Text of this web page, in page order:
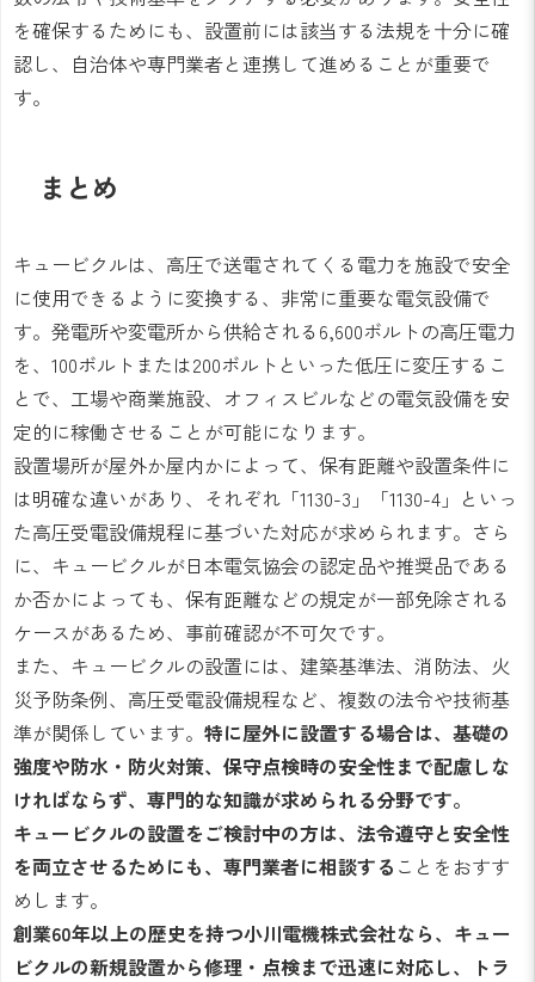
を確保するためにも、設置前には該当する法規を十分に確
認し、自治体や専門業者と連携して進めることが重要で
す。
まとめ
キュービクルは、高圧で送電されてくる電力を施設で安全
に使用できるように変換する、非常に重要な電気設備で
す。発電所や変電所から供給される6,600ボルトの高圧電力
を、100ボルトまたは200ボルトといった低圧に変圧するこ
とで、工場や商業施設、オフィスビルなどの電気設備を安
定的に稼働させることが可能になります。
設置場所が屋外か屋内かによって、保有距離や設置条件に
は明確な違いがあり、それぞれ「1130-3」「1130-4」といっ
た高圧受電設備規程に基づいた対応が求められます。さら
に、キュービクルが日本電気協会の認定品や推奨品である
か否かによっても、保有距離などの規定が一部免除される
ケースがあるため、事前確認が不可欠です。
また、キュービクルの設置には、建築基準法、消防法、火
災予防条例、高圧受電設備規程など、複数の法令や技術基
準が関係しています。 特に屋外に設置する場合は、基礎の
強度や防水・防火対策、保守点検時の安全性まで配慮しな
ければならず、専門的な知識が求められる分野です。
キュービクルの設置をご検討中の方は、法令遵守と安全性
を両立させるためにも、専門業者に相談する ことをおすす
めします。
創業60年以上の歴史を持つ小川電機株式会社なら、キュー
ビクルの新規設置から修理・点検まで迅速に対応し、トラ